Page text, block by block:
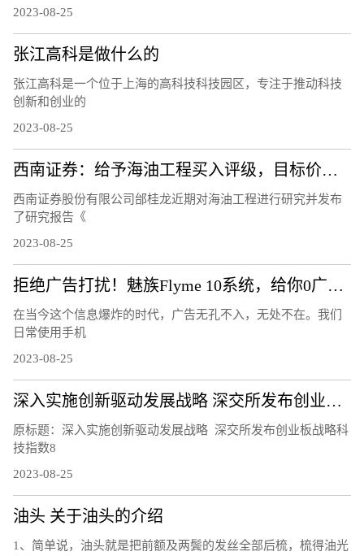
2023-08-25
张江高科是做什么的
张江高科是一个位于上海的高科技科技园区，专注于推动科技
创新和创业的
2023-08-25
西南证券：给予海油工程买入评级，目标价位9.3元
西南证券股份有限公司邰桂龙近期对海油工程进行研究并发布
了研究报告《
2023-08-25
拒绝广告打扰！魅族Flyme 10系统，给你0广告的清爽体验！
在当今这个信息爆炸的时代，广告无孔不入，无处不在。我们
日常使用手机
2023-08-25
深入实施创新驱动发展战略 深交所发布创业板战略科技指数
原标题：深入实施创新驱动发展战略 深交所发布创业板战略科
技指数8
2023-08-25
油头 关于油头的介绍
1、简单说，油头就是把前额及两鬓的发丝全部后梳，梳得油光